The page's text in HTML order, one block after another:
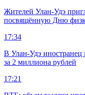
Жителей Улан-Удэ
посвящённую Дню
17:34
В Улан-Удэ иностранец
за 2 миллиона рублей
17:21